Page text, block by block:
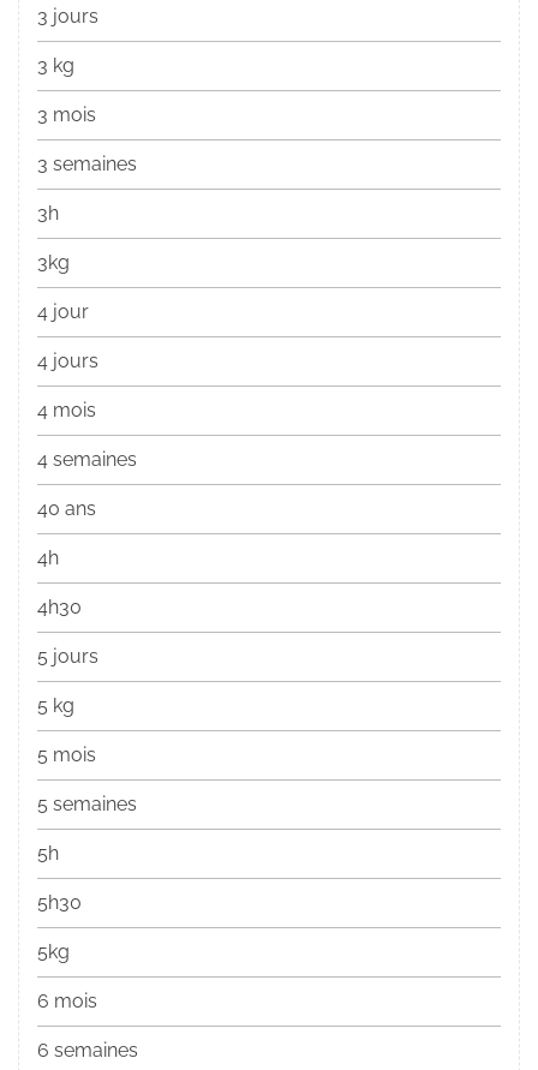
3 jours
3 kg
3 mois
3 semaines
3h
3kg
4 jour
4 jours
4 mois
4 semaines
40 ans
4h
4h30
5 jours
5 kg
5 mois
5 semaines
5h
5h30
5kg
6 mois
6 semaines